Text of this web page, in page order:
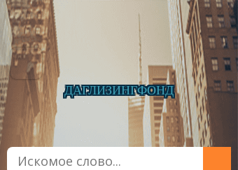
ДАГЛИЗИНГФОНД
Главная
О фонде